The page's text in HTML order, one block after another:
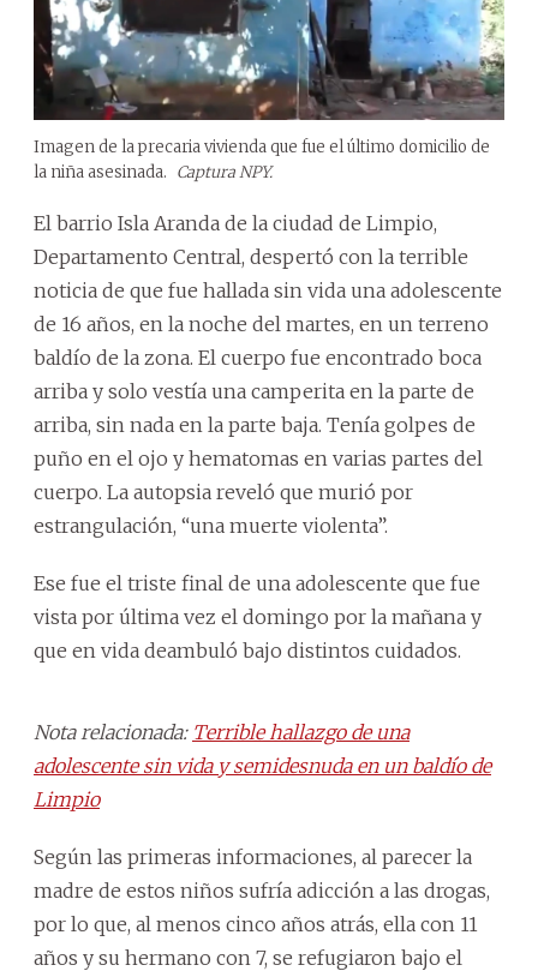
Imagen de la precaria vivienda que fue el último domicilio de
la niña asesinada. Captura NPY.
El barrio Isla Aranda de la ciudad de Limpio,
Departamento Central, despertó con la terrible
noticia de que fue hallada sin vida una adolescente
de 16 años, en la noche del martes, en un terreno
baldío de la zona. El cuerpo fue encontrado boca
arriba y solo vestía una camperita en la parte de
arriba, sin nada en la parte baja. Tenía golpes de
puño en el ojo y hematomas en varias partes del
cuerpo. La autopsia reveló que murió por
estrangulación, “una muerte violenta”.
Ese fue el triste final de una adolescente que fue
vista por última vez el domingo por la mañana y
que en vida deambuló bajo distintos cuidados.
Nota relacionada: Terrible hallazgo de una
adolescente sin vida y semidesnuda en un baldío de
Limpio
Según las primeras informaciones, al parecer la
madre de estos niños sufría adicción a las drogas,
por lo que, al menos cinco años atrás, ella con 11
años y su hermano con 7, se refugiaron bajo el